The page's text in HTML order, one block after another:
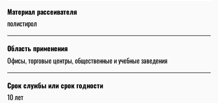
Материал рассеивателя
полистирол
Область применения
Офисы, торговые центры, общественные и учебные заведения
Срок службы или срок годности
10 лет